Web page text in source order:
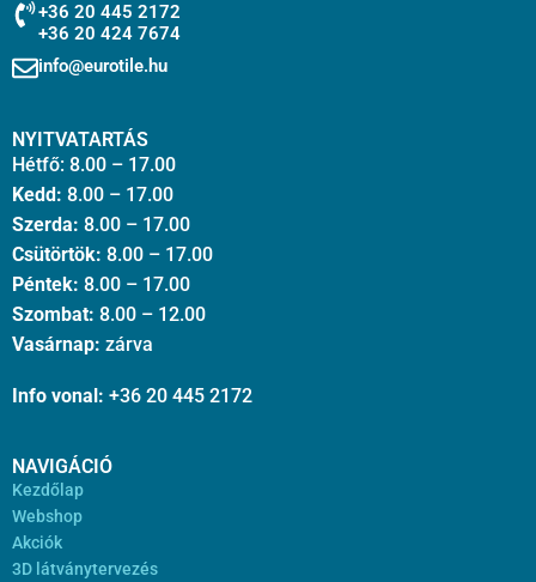
+36 20 445 2172
+36 20 424 7674
info@eurotile.hu
NYITVATARTÁS
Hétfő: 8.00 – 17.00
Kedd: 8.00 – 17.00
Szerda: 8.00 – 17.00
Csütörtök: 8.00 – 17.00
Péntek: 8.00 – 17.00
Szombat: 8.00 – 12.00
Vasárnap: zárva
Info vonal: +36 20 445 2172
NAVIGÁCIÓ
Kezdőlap
Webshop
Akciók
3D látványtervezés